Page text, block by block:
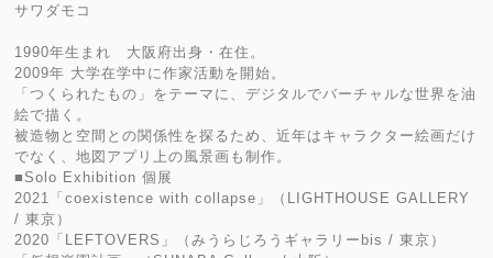
サワダモコ
1990年生まれ 大阪府出身・在住。
2009年 大学在学中に作家活動を開始。
「つくられたもの」をテーマに、デジタルでバーチャルな世界を油
絵で描く。
被造物と空間との関係性を探るため、近年はキャラクター絵画だけ
でなく、地図アプリ上の風景画も制作。
■Solo Exhibition 個展
2021「coexistence with collapse」（LIGHTHOUSE GALLERY
/ 東京）
2020「LEFTOVERS」（みうらじろうギャラリーbis / 東京）